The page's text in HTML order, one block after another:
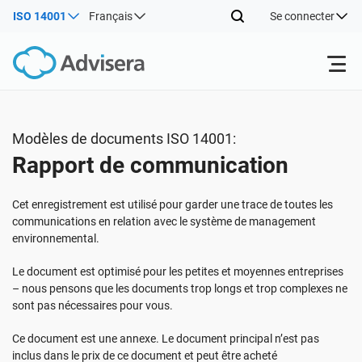
ISO 14001 Français Se connecter
ISO 27001
NIS2
DORA
Ressources gratuites
Par type
Par où commencer
Industries
Consultants
À propos de nous
Modèles de documents ISO 14001:
Rapport de communication
Cet enregistrement est utilisé pour garder une trace de toutes les
communications en relation avec le système de management
environnemental.
Le document est optimisé pour les petites et moyennes entreprises
– nous pensons que les documents trop longs et trop complexes ne
sont pas nécessaires pour vous.
Ce document est une annexe. Le document principal n’est pas
inclus dans le prix de ce document et peut être acheté